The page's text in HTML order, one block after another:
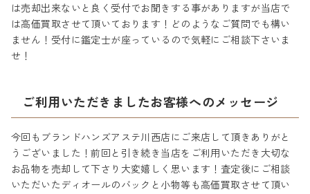
は売却出来ないと良く受付でお聞きする事がありますが当店で
は高価買取させて頂いております！どのようなご質問でも構い
ません！受付に鑑定士が座っているので気軽にご相談下さいま
せ！
ご利用いただきましたお客様へのメッセージ
今回もブランドハンズアステ川西店にご来店して頂きありがと
うございました！前回と引き続き当店をご利用いただき大切な
お品物を売却して下さり大変嬉しく思います！査定後にご相談
いただいたディオールのバックと小物等も高価買取させて頂い